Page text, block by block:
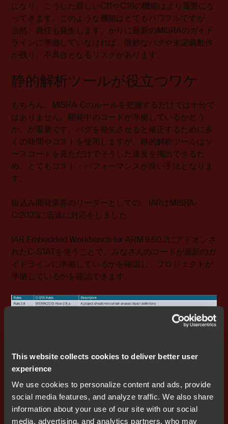
This website collects cookies to deliver better user
experience
We use cookies to personalize content and ads, provide
social media features, and analyze traffic. We also share
information about your use of our site with our social
media, advertising, and analytics partners, who may
になり、こうした新しいC11やC18の機能はより重要にな
ってきます。このような機能はとてもパワフルですが、
当然、責任も発生します。かりに最新のMISRAのガイド
ラインに準拠していなければ、微妙なバグや未定義動作
が残り、不具合となるリスクがあります。
静的解析ツールが役立つワケ
もちろん、MISRA-Cのルールを把握するだけでは十分で
はありません。開発中のコードが準拠しているかどう
か、が重要です。バグを発生させると修正するために多
くの時間やコストを使用しますが、静的解析ツールはソ
ースコードを見ただけでそうした違反を掲出できるた
め、とてもコスト・パフォーマンスが良い手法となりま
す。
組込み開発業界のリーダーとしての、IARはMISRA-
C:2023に迅速に対応をしました。
IAR Embedded Workbench for ARM 9.60.2にアドオンさ
れたC-STATを使うことで、みなさんのコードが最新のガ
イドラインに準拠しているかを確認し、プロジェクトが
準拠しているかを確認できます。
MISRA-C:2023のプロジェクト
適用がオススメ